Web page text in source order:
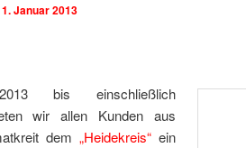
Januar 2013
bis einschließlich
wir allen Kunden aus
dem „Heidekreis“ein